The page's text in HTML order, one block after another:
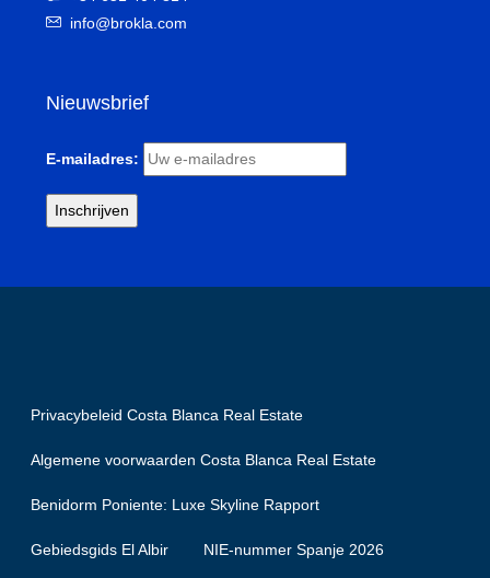
info@brokla.com
Nieuwsbrief
E-mailadres:
Privacybeleid Costa Blanca Real Estate
Algemene voorwaarden Costa Blanca Real Estate
Benidorm Poniente: Luxe Skyline Rapport
Gebiedsgids El Albir NIE-nummer Spanje 2026